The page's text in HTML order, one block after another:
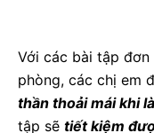
Với các bài tập
phòng, các chị em
thần thoải mái khi
tập sẽ tiết kiệm